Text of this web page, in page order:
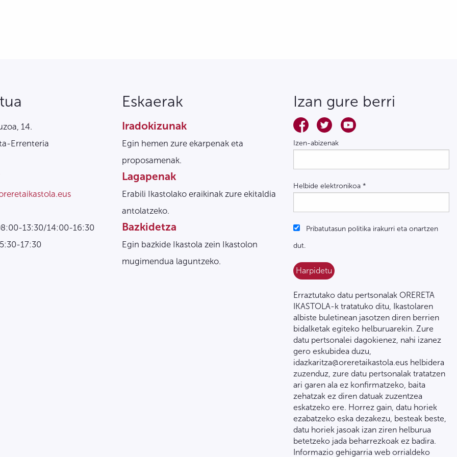
14.
Errenteria
13:30/14:00-16:30
17:30
Eskaerak
Iradokizunak
Egin hemen zure ekarpenak eta
proposamenak.
Lagapenak
Erabili Ikastolako eraikinak zure ekitaldia
antolatzeko.
Bazkidetza
Egin bazkide Ikastola zein Ikastolon
mugimendua laguntzeko.
Izan gure berri
Izen-abizenak
Helbide elektronikoa *
Pribatutasun politika irakurri eta onartzen
dut.
Erraztutako datu pertsonalak ORERETA
IKASTOLA-k tratatuko ditu, Ikastolaren
albiste buletinean jasotzen diren berrien
bidalketak egiteko helburuarekin. Zure
datu pertsonalei dagokienez, nahi izanez
gero eskubidea duzu,
idazkaritza@oreretaikastola.eus helbidera
zuzenduz, zure datu pertsonalak tratatzen
ari garen ala ez konfirmatzeko, baita
zehatzak ez diren datuak zuzentzea
eskatzeko ere. Horrez gain, datu horiek
ezabatzeko eska dezakezu, besteak beste,
datu horiek jasoak izan ziren helburua
betetzeko jada beharrezkoak ez badira.
Informazio gehigarria web orrialdeko